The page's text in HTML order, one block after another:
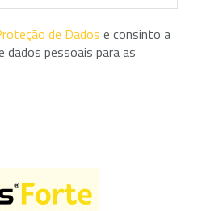
de Dados e consinto a
pessoais para as